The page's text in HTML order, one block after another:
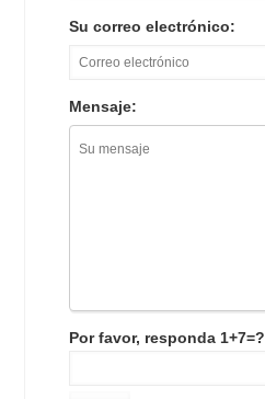
Su correo electrónico:
Mensaje:
Por favor, responda 1+7=?